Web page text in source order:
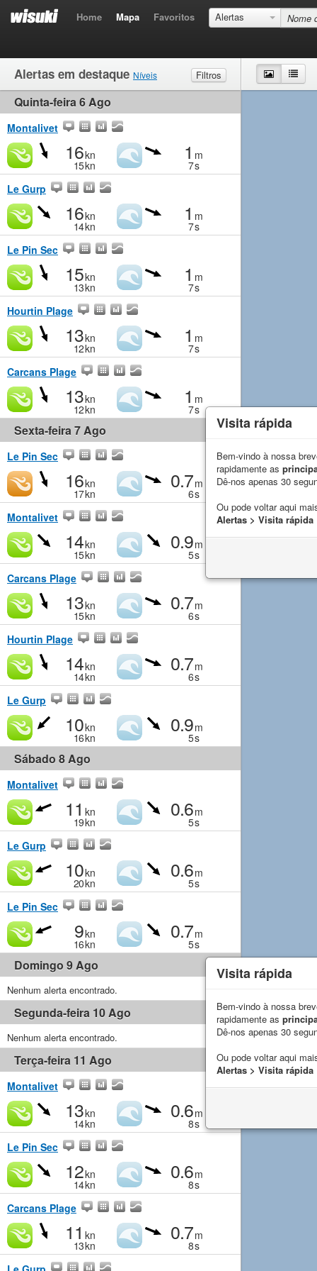
Home Mapa Favoritos Alertas
Alertas em destaque Níveis
Filtros
Vento
Ondas
Quinta-feira 6 Ago
Montalivet
16kn
15kn
1 m
7s
Le Gurp
16kn
14kn
1 m
7s
Le Pin Sec
15kn
13kn
1 m
7s
Hourtin Plage
13kn
12kn
1 m
7s
Carcans Plage
13kn
12kn
1 m
7s
Sexta-feira 7 Ago
Le Pin Sec
16kn
17kn
0.7m
6s
Montalivet
14kn
15kn
0.9m
5s
Carcans Plage
13kn
15kn
0.7m
6s
Hourtin Plage
14kn
14kn
0.7m
6s
Le Gurp
10kn
16kn
0.9m
5s
Sábado 8 Ago
Montalivet
11 kn
19kn
0.6m
5s
Le Gurp
10kn
20kn
0.6m
5s
Le Pin Sec
9kn
16kn
0.7m
5s
Domingo 9 Ago
Nenhum alerta encontrado.
Segunda-feira 10 Ago
Nenhum alerta encontrado.
Terça-feira 11 Ago
Montalivet
13kn
14kn
0.6m
8s
Le Pin Sec
12kn
14kn
0.6m
8s
Carcans Plage
11 kn
13kn
0.7m
8s
Mapa
Visita rápida
Bem-vindo à nossa
rapidamente as
Dê-nos apenas 30
Ou pode voltar aqui
Alertas > Visita rápida
Visita rápida
Bem-vindo à nossa
rapidamente as
Dê-nos apenas 30
Ou pode voltar aqui
Alertas > Visita rápida